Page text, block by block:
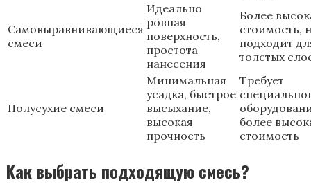
Самовыравнивающиеся
смеси
Идеально
ровная
поверхность,
простота
нанесения
Более
стоимость,
подходит
толстых
Полусухие смеси
Минимальная
усадка, быстрое
высыхание,
высокая
прочность
Требует
более
стоимость
Как выбрать подходящую смесь?